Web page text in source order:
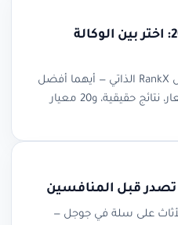
أفضل شركة سيو سلة 2026: اختر بين الوكالة
مقارنة شاملة بين وكالات SEO وحل RankX الذاتي — أيهما أفضل
لمتجرك على سلة؟ إحصائيات، أسعار، نتائج حقيقية، و20 معيار
قبل المنافسين
على سلة في جوجل —